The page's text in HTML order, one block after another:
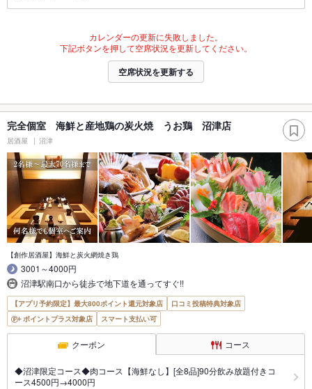
カレンダーの更新に失敗しました。
下記ボタンを押して空席状況を更新してください。
空席状況を更新する
完全個室 海鮮と産地鶏の炭火焼 うお鶏 沼津店
居酒屋 沼津
【創作居酒屋】海鮮と炭火網焼き鶏
3001～4000円
沼津駅南口から徒歩で地下道を通ってすぐ!!
【アプリ予約限定】最大800ポイント還元対象店
口コミ投稿特典対象店
ポイントプラス対象店
スマート支払い可
クーポン コース
◆沼津限定コース◆肉コース【海鮮なし】[全8品]90分飲み放題付きコ
ース4500円→4000円